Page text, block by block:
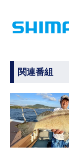
関連番組